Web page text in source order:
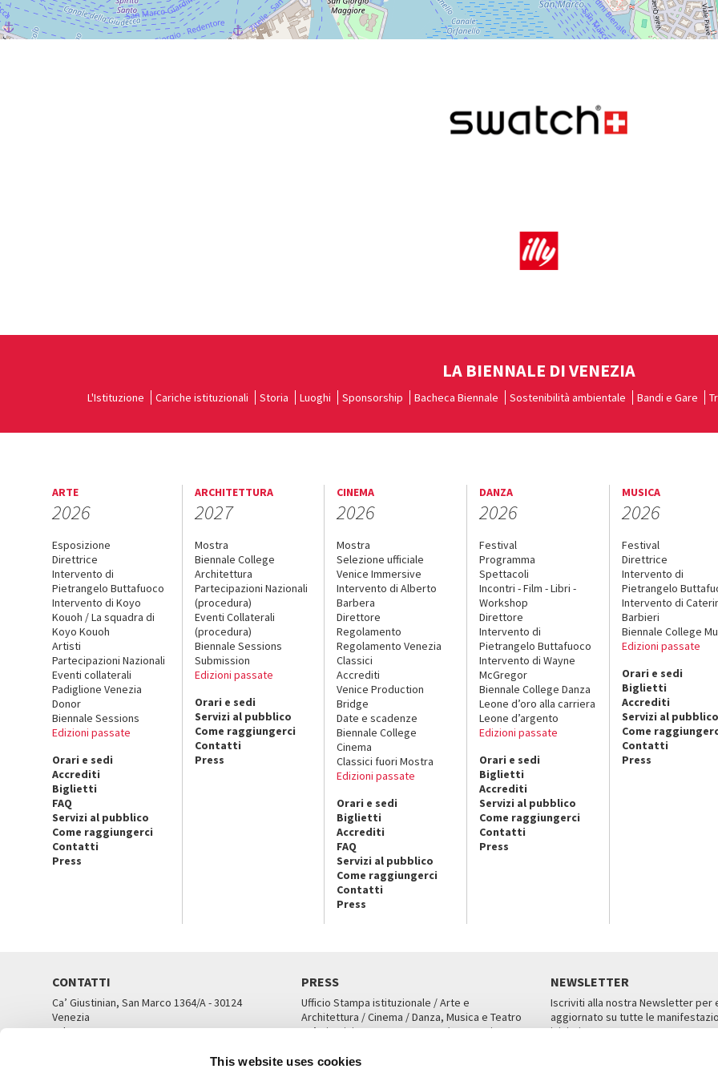
This website uses cookies
LA BIENNALE DI VENEZIA
L'Istituzione Cariche istituzionali Storia Luoghi Sponsorship Bacheca Biennale Sostenibilità ambientale Bandi e Gare
ARTE
2026
Esposizione
Direttrice
Intervento di
Pietrangelo Buttafuoco
Intervento di Koyo
Kouoh / La squadra di
Koyo Kouoh
Artisti
Partecipazioni Nazionali
Eventi collaterali
Padiglione Venezia
Donor
Biennale Sessions
Edizioni passate
Orari e sedi
Accrediti
Biglietti
FAQ
Servizi al pubblico
Come raggiungerci
Contatti
Press
ARCHITETTURA
2027
Mostra
Biennale College
Architettura
Partecipazioni Nazionali
(procedura)
Eventi Collaterali
(procedura)
Biennale Sessions
Submission
Edizioni passate
Orari e sedi
Servizi al pubblico
Come raggiungerci
Contatti
Press
CINEMA
2026
Mostra
Selezione ufficiale
Venice Immersive
Intervento di Alberto
Barbera
Direttore
Regolamento
Regolamento Venezia
Classici
Accrediti
Venice Production
Bridge
Date e scadenze
Biennale College
Cinema
Classici fuori Mostra
Edizioni passate
Orari e sedi
Biglietti
Accrediti
FAQ
Servizi al pubblico
Come raggiungerci
Contatti
Press
DANZA
2026
Festival
Programma
Spettacoli
Incontri - Film - Libri -
Workshop
Direttore
Intervento di
Pietrangelo Buttafuoco
Intervento di Wayne
McGregor
Biennale College Danza
Leone d’oro alla carriera
Leone d’argento
Edizioni passate
Orari e sedi
Biglietti
Accrediti
Servizi al pubblico
Come raggiungerci
Contatti
Press
MUSICA
2026
Festival
Direttrice
Intervento di
Pietrangelo
Intervento di
Barbieri
Biennale College
Edizioni passate
Orari e sedi
Biglietti
Accrediti
Servizi al pubblico
Come
Contatti
Press
CONTATTI
Ca’ Giustinian, San Marco 1364/A - 30124
Venezia
Tel. 041 5218711
PRESS
Ufficio Stampa istituzionale / Arte e
Architettura / Cinema / Danza, Musica e Teatro
Ca’ Giustinian, San Marco 1364/A, Venezia
UFFICI STAMPA
NEWSLETTER
Iscriviti alla nostra Newsletter per
aggiornato su tutte le
iniziative.